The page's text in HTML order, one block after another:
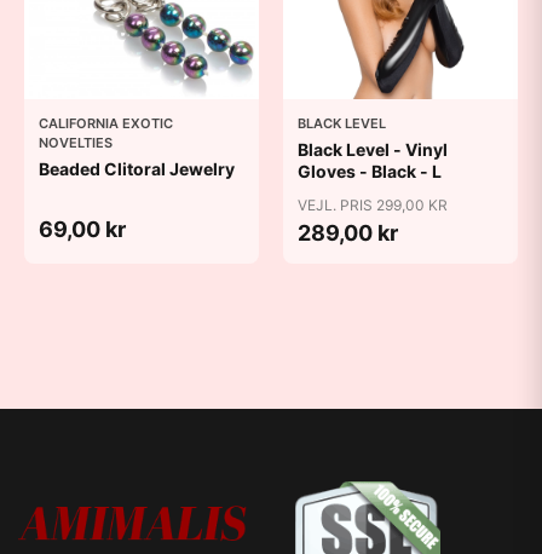
CALIFORNIA EXOTIC
NOVELTIES
Beaded Clitoral Jewelry
69,00 kr
BLACK LEVEL
Black Level - Vinyl
Gloves - Black - L
VEJL. PRIS 299,00 KR
289,00 kr